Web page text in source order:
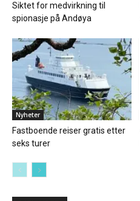
Siktet for medvirkning til
spionasje på Andøya
Nyheter
Fastboende reiser gratis etter
seks turer